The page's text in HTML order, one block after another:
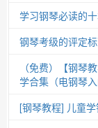
学习钢琴必读的
钢琴考级的评定
（免费）【钢琴
学合集（电钢琴
[钢琴教程] 儿童